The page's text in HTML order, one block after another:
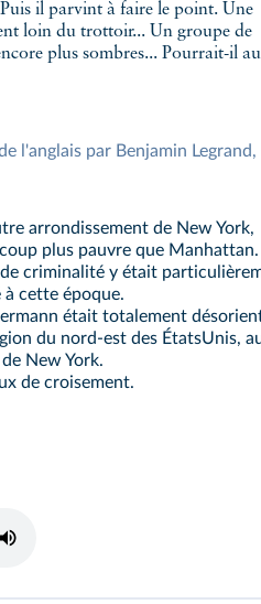
il parvint à faire le point. Une
loin du trottoir... Un groupe de
plus sombres... Pourrait-il au
l'anglais par Benjamin
arrondissement de New York,
plus pauvre que Manhattan.
criminalité y était
à cette époque.
était totalement
du nord-est des ÉtatsUnis,
New York.
de croisement.